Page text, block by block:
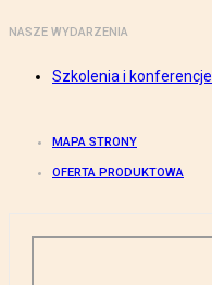
NASZE WYDARZENIA
Szkolenia i konferencje
MAPA STRONY
OFERTA PRODUKTOWA